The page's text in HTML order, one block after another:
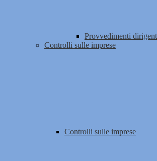
Provvedimenti
Controlli sulle imprese
Controlli sulle imprese